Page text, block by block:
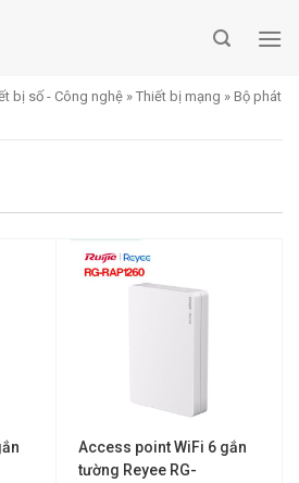
bị số - Công nghệ » Thiết bị mạng » Bộ phát
Access point WiFi 6 gắn
tường Reyee RG-